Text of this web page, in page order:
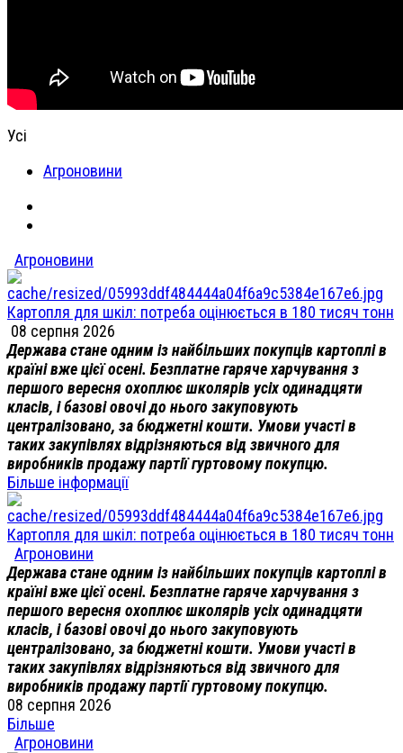
Усі
Агроновини
Агроновини
Картопля для шкіл: потреба оцінюється в 180 тисяч тонн
08 серпня 2026
Держава стане одним із найбільших покупців картоплі в
країні вже цієї осені. Безплатне гаряче харчування з
першого вересня охоплює школярів усіх одинадцяти
класів, і базові овочі до нього закуповують
централізовано, за бюджетні кошти. Умови участі в
таких закупівлях відрізняються від звичного для
виробників продажу партії гуртовому покупцю.
Більше інформації
Картопля для шкіл: потреба оцінюється в 180 тисяч тонн
Агроновини
Держава стане одним із найбільших покупців картоплі в
країні вже цієї осені. Безплатне гаряче харчування з
першого вересня охоплює школярів усіх одинадцяти
класів, і базові овочі до нього закуповують
централізовано, за бюджетні кошти. Умови участі в
таких закупівлях відрізняються від звичного для
виробників продажу партії гуртовому покупцю.
08 серпня 2026
Більше
Агроновини